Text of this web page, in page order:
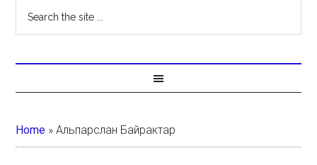
Home »Альпарслан Байрактар